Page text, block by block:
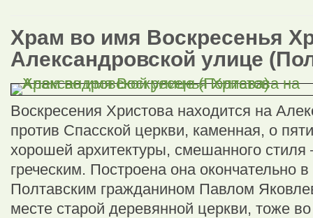
Храм во имя Воскресенья
Александровской улице
Воскресения Христова находится на
против Спасской церкви, каменная, о
хорошей архитектуры, смешанного
греческим. Построена она окончательно в
Полтавским гражданином Павлом
месте старой деревянной церкви, тоже